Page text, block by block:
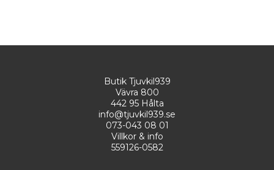
Butik Tjuvkil939
Vävra 800
442 95 Hålta
info@tjuvkil939.se
073-043 08 01
Villkor & info
559126-0582